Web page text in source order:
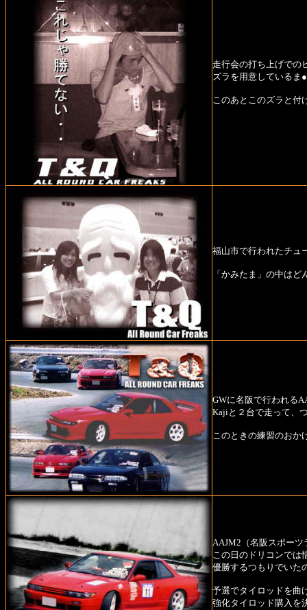
走行会の打ち上げでの
ズラを用意しているま
このあとこのズラと付
福山市で行われたチュ
「かみたま」の中は
GWに名阪で行われる
Kajiと２台で走って、
このときの練習のおか
AAJM2（名阪スポー
この日のドリコンでは
優勝するつもりでいた
予選でタイロッドを曲
強化タイロッド購入を